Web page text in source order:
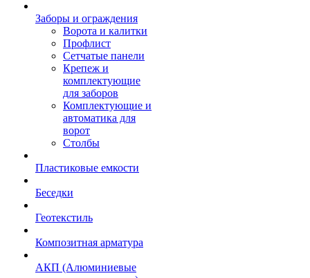
Заборы и ограждения
Ворота и калитки
Профлист
Сетчатые панели
Крепеж и
комплектующие
для заборов
Комплектующие и
автоматика для
ворот
Столбы
Пластиковые емкости
Беседки
Геотекстиль
Композитная арматура
АКП (Алюминиевые